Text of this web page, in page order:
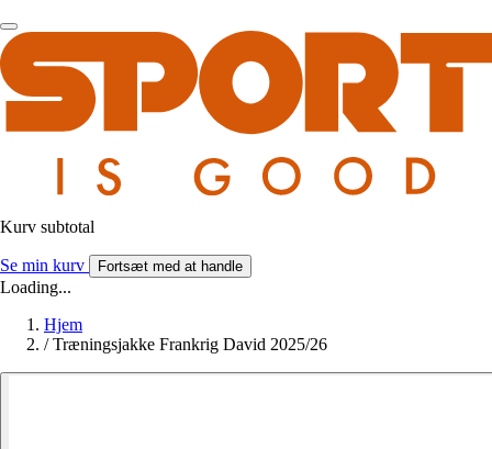
Kurv subtotal
Se min kurv Fortsæt med at handle
Loading...
Hjem
/ Træningsjakke Frankrig David 2025/26